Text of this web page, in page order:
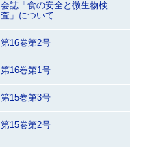
会誌「食の安全と微生物検
査」について
第16巻第2号
第16巻第1号
第15巻第3号
第15巻第2号